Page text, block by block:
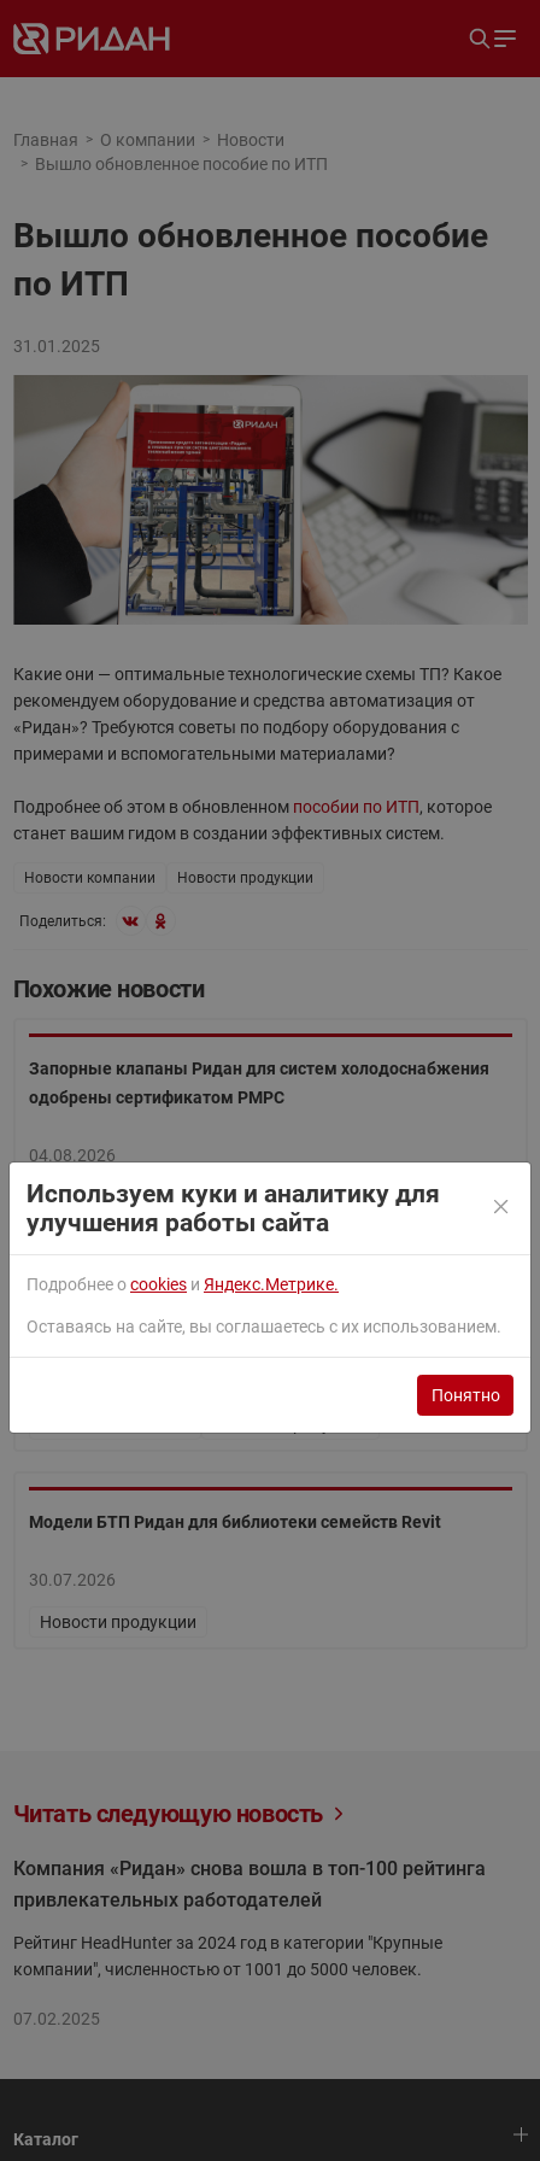
Главная О компании
Новости
Вышло обновленное пособие по ИТП
Вышло обновленное пособие
по ИТП
31.01.2025
Какие они — оптимальные технологические схемы ТП? Какое
рекомендуем оборудование и средства автоматизация от
«Ридан»? Требуются советы по подбору оборудования с
примерами и вспомогательными материалами?
Подробнее об этом в обновленном пособии по ИТП, которое
станет вашим гидом в создании эффективных систем.
Новости компании Новости продукции
Поделиться:
Похожие новости
Запорные клапаны Ридан для систем холодоснабжения
одобрены сертификатом РМРС
04.08.2026
Новости продукции
Учебный стенд на базе системы с гидромодулем
WaterLoop
Модели БТП Ридан для библиотеки семейств Revit
30.07.2026
Новости продукции
Читать следующую новость
Компания «Ридан» снова вошла в топ-100 рейтинга
привлекательных работодателей
Рейтинг HeadHunter за 2024 год в категории "Крупные
компании", численностью от 1001 до 5000 человек.
07.02.2025
Каталог
Используем куки и аналитику для
улучшения работы сайта
Подробнее оcookies и Яндекс.Метрике.
Оставаясь на сайте, вы соглашаетесь с их использованием.
Понятно